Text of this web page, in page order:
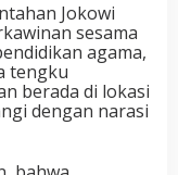
Jokowi
sesama
agama,
tengku
berada di lokasi
dengan narasi